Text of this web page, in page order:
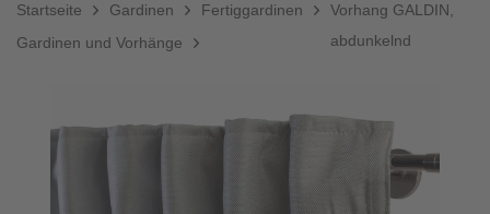
Startseite Gardinen
Fertiggardinen
Gardinen und Vorhänge
Vorhang GALDIN,
abdunkelnd